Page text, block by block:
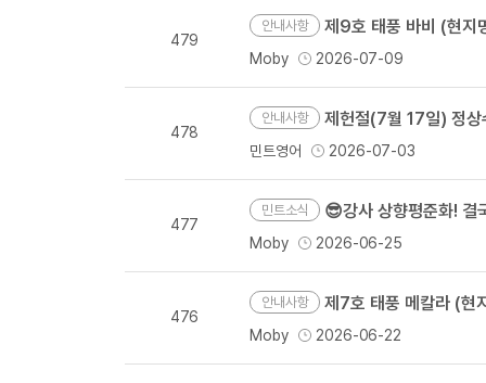
479
안내사항 제9호 태풍 바비 (현
Moby 2026-07-09
478
안내사항 제헌절(7월 17일) 정상
민트영어 2026-07-03
477
민트소식 😎강사 상향평준화! 결
Moby 2026-06-25
476
안내사항 제7호 태풍 메칼라 (
Moby 2026-06-22